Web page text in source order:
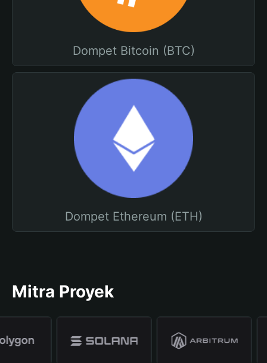
Dompet Bitcoin (BTC)
Dompet Ethereum (ETH)
Mitra Proyek